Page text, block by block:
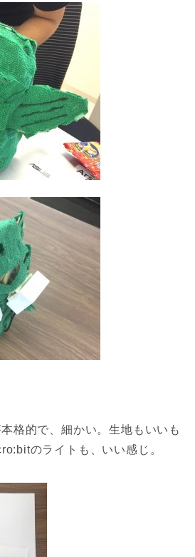
格的で、細かい。生地もいいも
のライトも、いい感じ。